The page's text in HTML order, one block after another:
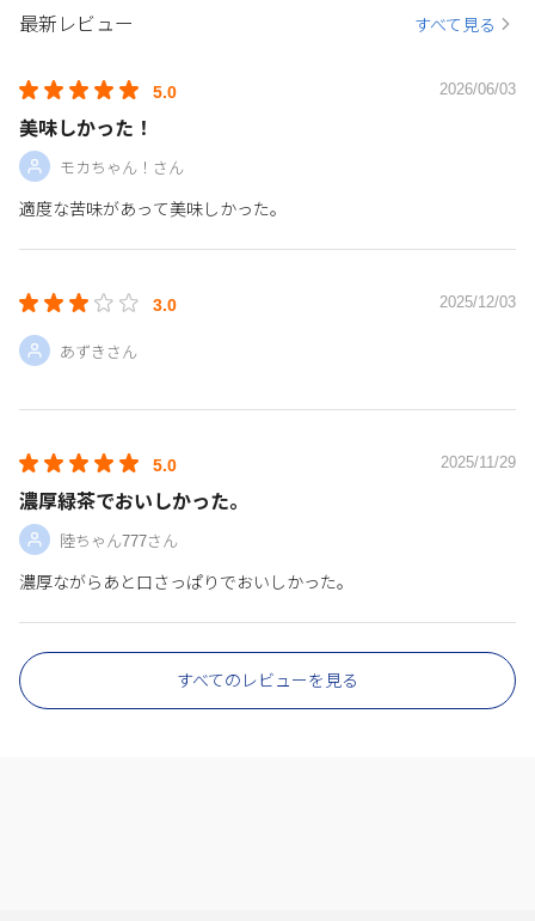
最新レビュー すべて見る
5.0 2026/06/03
美味しかった！
モカちゃん！さん
適度な苦味があって美味しかった。
3.0 2025/12/03
あずきさん
5.0 2025/11/29
濃厚緑茶でおいしかった。
陸ちゃん777さん
濃厚ながらあと口さっぱりでおいしかった。
すべてのレビューを見る